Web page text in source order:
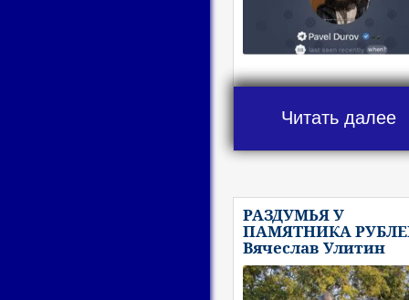
Читать далее
РАЗДУМЬЯ У
ПАМЯТНИКА
Вячеслав Улитин